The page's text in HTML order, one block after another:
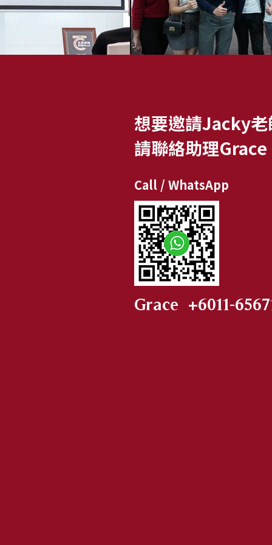
想要邀請Jacky老
請聯絡助理Grace
Call / WhatsApp
Grace +6011-